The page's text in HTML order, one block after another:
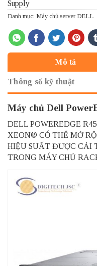
Danh mục: Máy chủ server DELL
Mô tả
Thông số kỹ thuật
Máy chủ Dell
DELL POWEREDGE
XEON® CÓ THỂ MỞ
HIỆU SUẤT ĐƯỢC CẢI
TRONG MÁYCHỦ